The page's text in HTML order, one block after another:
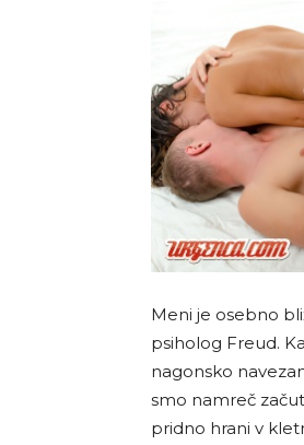
Meni je osebno
psiholog Freud.
nagonsko
smo namreč
pridno hrani v